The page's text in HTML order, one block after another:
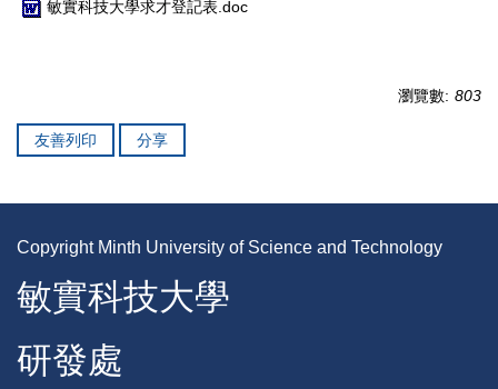
敏實科技大學求才登記表.doc
瀏覽數: 803
友善列印 分享
Copyright Minth University of Science and Technology
敏實科技大學
研發處